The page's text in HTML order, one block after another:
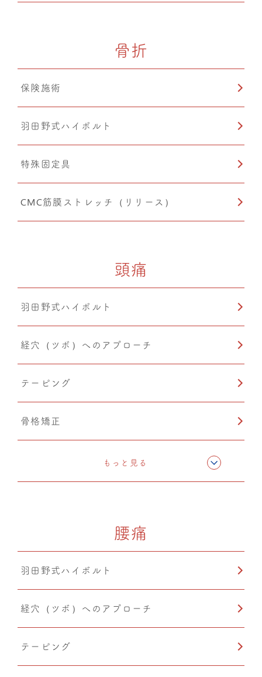
骨折
保険施術
羽田野式ハイボルト
特殊固定具
CMC筋膜ストレッチ（リリース）
頭痛
羽田野式ハイボルト
経穴（ツボ）へのアプローチ
テーピング
骨格矯正
CMC筋膜ストレッチ（リリース）
鍼灸
温熱療法
もっと見る
腰痛
羽田野式ハイボルト
経穴（ツボ）へのアプローチ
テーピング